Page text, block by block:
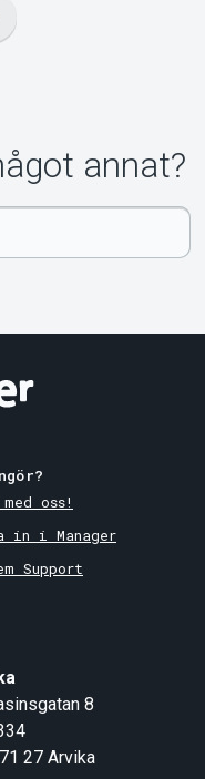
annat?
oss!
in i Manager
Support
8
27 Arvika